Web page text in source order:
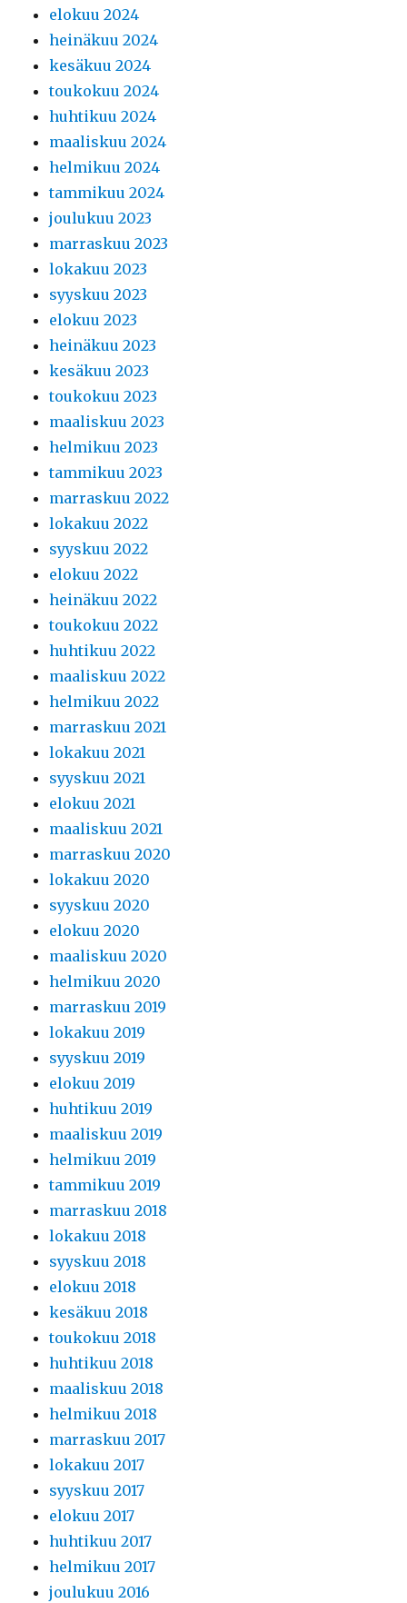
elokuu 2024
heinäkuu 2024
kesäkuu 2024
toukokuu 2024
huhtikuu 2024
maaliskuu 2024
helmikuu 2024
tammikuu 2024
joulukuu 2023
marraskuu 2023
lokakuu 2023
syyskuu 2023
elokuu 2023
heinäkuu 2023
kesäkuu 2023
toukokuu 2023
maaliskuu 2023
helmikuu 2023
tammikuu 2023
marraskuu 2022
lokakuu 2022
syyskuu 2022
elokuu 2022
heinäkuu 2022
toukokuu 2022
huhtikuu 2022
maaliskuu 2022
helmikuu 2022
marraskuu 2021
lokakuu 2021
syyskuu 2021
elokuu 2021
maaliskuu 2021
marraskuu 2020
lokakuu 2020
syyskuu 2020
elokuu 2020
maaliskuu 2020
helmikuu 2020
marraskuu 2019
lokakuu 2019
syyskuu 2019
elokuu 2019
huhtikuu 2019
maaliskuu 2019
helmikuu 2019
tammikuu 2019
marraskuu 2018
lokakuu 2018
syyskuu 2018
elokuu 2018
kesäkuu 2018
toukokuu 2018
huhtikuu 2018
maaliskuu 2018
helmikuu 2018
marraskuu 2017
lokakuu 2017
syyskuu 2017
elokuu 2017
huhtikuu 2017
helmikuu 2017
joulukuu 2016